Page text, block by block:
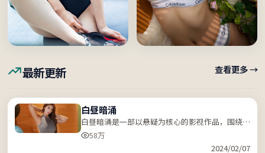
最新更新 查看更多 →
白昼暗涌
白昼暗涌是一部以悬疑为核心的影视作品，围绕危
机、反转与人物成长展开，节奏紧凑，支持站内关
58万
2024/02/07